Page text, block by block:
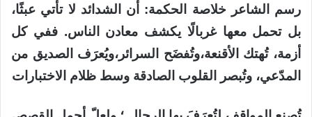
رسم الشاعر خلاصة الحكمة: أن الشدائد لا تأتي عبثًا،
بل تحمل معها غربالًا يكشف معادن الناس. ففي كل
أزمة، تُهتك الأقنعة،وتُفضَح السرائر،ويُعرَف الصديق من
المدّعي، وتُبصر القلوب الصادقة وسط ظلام الاختبارات